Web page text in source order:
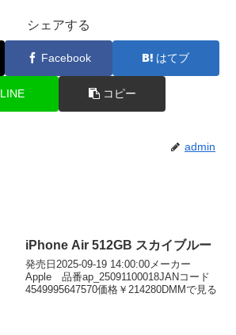
シェアする
Facebook はてブ
LINE コピー
admin
iPhone Air 512GB スカイブルー
発売日2025-09-19 14:00:00メーカー
Apple 品番ap_25091100018JANコード
4549995647570価格￥214280DMMで見る